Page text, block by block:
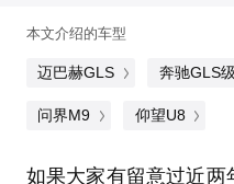
本文介绍的车型
迈巴赫GLS 奔驰GLS级
问界M9 仰望U8
如果大家有留意过近两